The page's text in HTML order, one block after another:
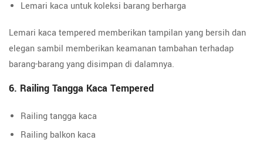
Lemari kaca untuk koleksi barang berharga
Lemari kaca tempered memberikan tampilan yang bersih dan
elegan sambil memberikan keamanan tambahan terhadap
barang-barang yang disimpan di dalamnya.
6. Railing Tangga Kaca Tempered
Railing tangga kaca
Railing balkon kaca